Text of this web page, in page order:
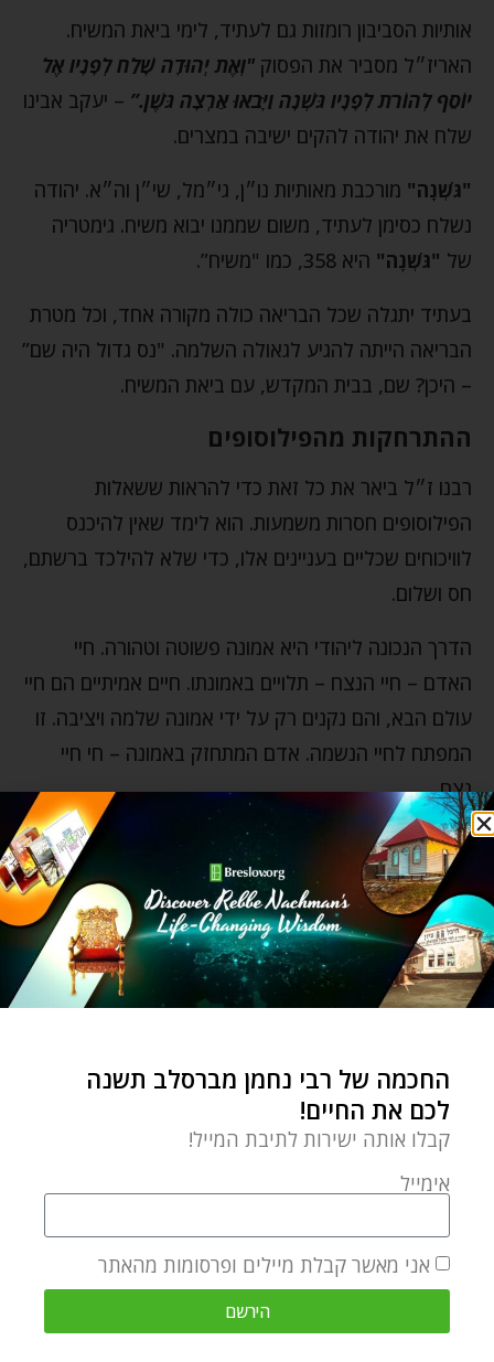
אותיות הסביבון רומזות גם לעתיד, לימי ביאת המשיח.
האריז״ל מסביר את הפסוק "וְאֶת יְהוּדָה שָׁלַח לְפָנָיו אֶל
יוֹסֵף לְהוֹרֹת לְפָנָיו גֹּשְׁנָה וַיָּבֹאוּ אַרְצָה גֹּשֶׁן.” – יעקב אבינו
שלח את יהודה להקים ישיבה במצרים.
"גֹּשְׁנָה" מורכבת מאותיות נו״ן, גי״מל, שי״ן וה״א. יהודה
נשלח כסימן לעתיד, משום שממנו יבוא משיח. גימטריה
של "גֹּשְׁנָה" היא 358, כמו "משיח”.
בעתיד יתגלה שכל הבריאה כולה מקורה אחד, וכל מטרת
הבריאה הייתה להגיע לגאולה השלמה. "נס גדול היה שם”
– היכן? שם, בבית המקדש, עם ביאת המשיח.
ההתרחקות מהפילוסופים
רבנו ז״ל ביאר את כל זאת כדי להראות ששאלות
הפילוסופים חסרות משמעות. הוא לימד שאין להיכנס
לוויכוחים שכליים בעניינים אלו, כדי שלא להילכד ברשתם,
חס ושלום.
הדרך הנכונה ליהודי היא אמונה פשוטה וטהורה. חיי
האדם – חיי הנצח – תלויים באמונתו. חיים אמיתיים הם חיי
עולם הבא, והם נקנים רק על ידי אמונה שלמה ויציבה. זו
המפתח לחיי הנשמה. אדם המתחזק באמונה – חי חיי
נצח.
חג החנוכה סביבון פילוסופיה
0 תגובות
Chaim Kramer is largely
responsible for introducing Rebbe
generation. He is a sought-after
lecturer on Rebbe Nachman’s
teachings by English-speaking
congregations around the world.
Chaim has been the director of
החכמה של רבי נחמן מברסלב תשנה
לכם את החיים!
קבלו אותה ישירות לתיבת המייל!
אימייל
אני מאשר קבלת מיילים ופרסומות מהאתר
הירשם